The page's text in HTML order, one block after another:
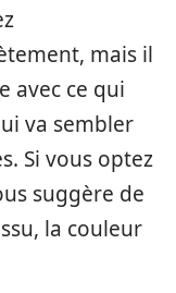
mais il
avec ce qui
va sembler
Si vous optez
suggère de
la couleur